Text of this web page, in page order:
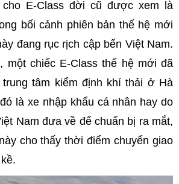
E-Class đời cũ được xem là
bối cảnh phiên bản thế hệ mới
đang rục rịch cập bến Việt Nam.
một chiếc E-Class thế hệ mới đã
tâm kiểm định khí thải ở Hà
là xe nhập khẩu cá nhân hay do
Nam đưa về để chuẩn bị ra mắt,
cho thấy thời điểm chuyển giao